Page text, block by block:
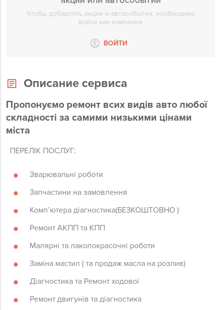
Чтобы добавлять акции и автособытия, необходимо
войти как компания
ВОЙТИ
Описание сервиса
Пропонуємо ремонт всих видів авто любої
складності за самими низькими цінами
міста
ПЕРЕЛІК ПОСЛУГ:
Зварювальні роботи
Запчастини на замовлення
Комп’ютера діагностика(БЕЗКОШТОВНО )
Ремонт АКПП та КПП
Малярні та лакопокрасочні роботи
Заміна мастил ( та продаж масла на розлив)
Діагностика та Ремонт ходової
Ремонт двигунів та діагностика